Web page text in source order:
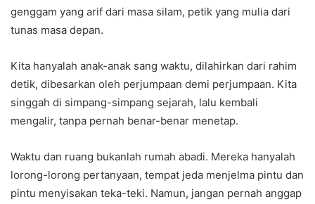
genggam yang arif dari masa silam, petik yang mulia dari
tunas masa depan.
Kita hanyalah anak-anak sang waktu, dilahirkan dari rahim
detik, dibesarkan oleh perjumpaan demi perjumpaan. Kita
singgah di simpang-simpang sejarah, lalu kembali
mengalir, tanpa pernah benar-benar menetap.
Waktu dan ruang bukanlah rumah abadi. Mereka hanyalah
lorong-lorong pertanyaan, tempat jeda menjelma pintu dan
pintu menyisakan teka-teki. Namun, jangan pernah anggap